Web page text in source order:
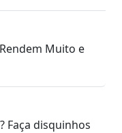
Muito e
Faça disquinhos